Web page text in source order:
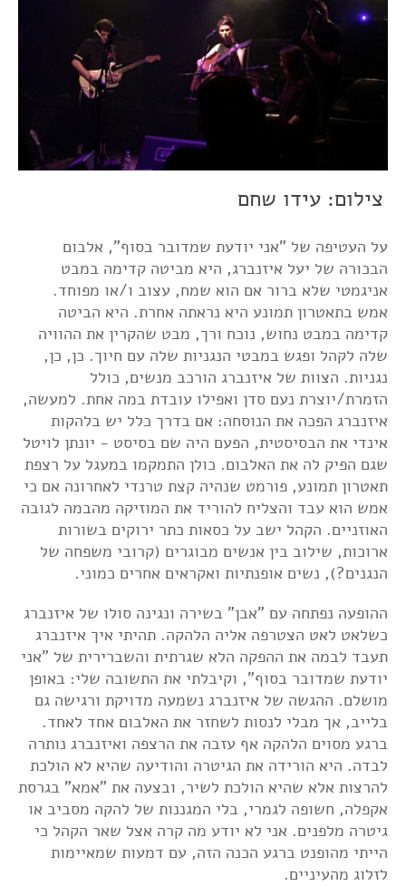
צילום: עידו שחם
על העטיפה של "אני יודעת שמדובר בסוף", אלבום
הבכורה של יעל איזנברג, היא מביטה קדימה במבט
אניגמטי שלא ברור אם הוא שמח, עצוב ו/או מפוחד.
אמש בתאטרון תמונע היא נראתה אחרת. היא הביטה
קדימה במבט נחוש, נוכח ורך, מבט שהקרין את ההוויה
שלה לקהל ופגש במבטי הנגניות שלה עם חיוך. כן, כן,
נגניות. הצוות של איזנברג הורכב מנשים, כולל
הזמרת/יוצרת נעם סדן ואפילו עובדת במה אחת. למעשה,
איזנברג הפכה את הנוסחה: אם בדרך כלל יש בלהקות
אינדי את הבסיסטית, הפעם היה שם בסיסט - יונתן לויטל
שגם הפיק לה את האלבום. כולן התמקמו במעגל על רצפת
תאטרון תמונע, פורמט שנהיה קצת טרנדי לאחרונה אם כי
אמש הוא עבד והצליח להוריד את המוזיקה מהבמה לגובה
האוזניים. הקהל ישב על כסאות כתר ירוקים בשורות
ארוכות, שילוב בין אנשים מבוגרים (קרובי משפחה של
הנגנים?), נשים אופנתיות ואקראים אחרים כמוני.
ההופעה נפתחה עם "אבן" בשירה ונגינה סולו של איזנברג
כשלאט לאט הצטרפה אליה הלהקה. תהיתי איך איזנברג
תעבד לבמה את ההפקה הלא שגרתית והשברירית של "אני
יודעת שמדובר בסוף", וקיבלתי את התשובה שלי: באופן
מושלם. ההגשה של איזנברג נשמעה מדויקת ורגישה גם
בלייב, אך מבלי לנסות לשחזר את האלבום אחד לאחד.
ברגע מסוים הלהקה אף עזבה את הרצפה ואיזנברג נותרה
לבדה. היא הורידה את הגיטרה והודיעה שהיא לא הולכת
להרצות אלא שהיא הולכת לשיר, ובצעה את "אמא" בגרסת
אקפלה, חשופה לגמרי, בלי המגננות של להקה מסביב או
גיטרה מלפנים. אני לא יודע מה קרה אצל שאר הקהל כי
הייתי מהופנט ברגע הכנה הזה, עם דמעות שמאיימות
לזלוג מהעיניים.